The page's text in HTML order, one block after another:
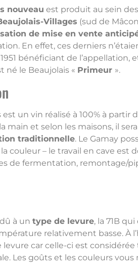
nouveau est produit au sein
Villages (sud de
de mise en vente
En effet, ces derniers
bénéficiant de l’appellation,
né le Beaujolais « Primeur ».
est un vin réalisé à 100% à partir
main et selon les maisons, il
traditionnelle. Le Gamay
couleur – le travail en cave est
de fermentation, remontage/
à un type de levure, la 71B
relativement basse. À
car celle-ci est
Les goûts et les couleurs vous